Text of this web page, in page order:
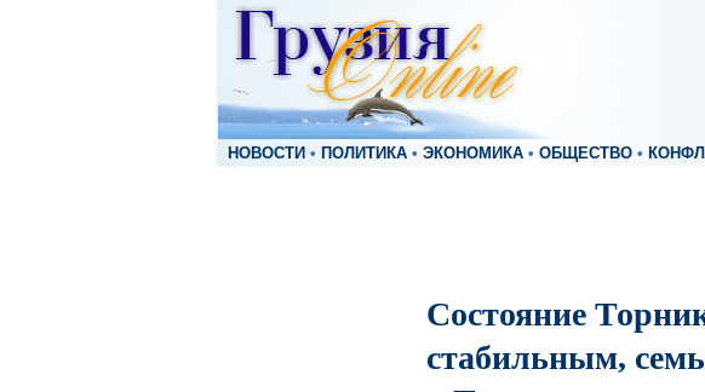
НОВОСТИ • ПОЛИТИКА • ЭКОНОМИКА • ОБЩЕСТВО •
Состояние
стабильным,